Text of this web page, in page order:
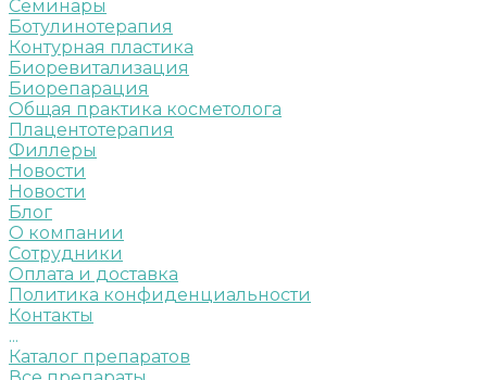
Семинары
Ботулинотерапия
Контурная пластика
Биоревитализация
Биорепарация
Общая практика косметолога
Плацентотерапия
Филлеры
Новости
Новости
Блог
О компании
Сотрудники
Оплата и доставка
Политика конфиденциальности
Контакты
...
Каталог препаратов